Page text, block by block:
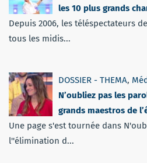
les 10 plus grands
Depuis 2006, les téléspectateurs
tous les midis...
DOSSIER - THEMA,
N’oubliez pas les
grands maestros de
Une page s'est tournée dans
l''élimination d...